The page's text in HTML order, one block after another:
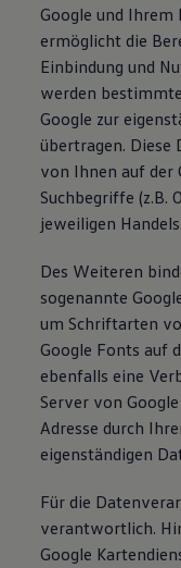
Google und
ermöglicht die
Einbindung und
werden
Google zur
übertragen. Diese
von Ihnen auf der
Suchbegriffe (z.B.
jeweiligen
Des Weiteren
sogenannte
um Schriftarten
Google Fonts auf
ebenfalls eine
Server von
Adresse durch
eigenständigen
Für die
verantwortlich.
Google